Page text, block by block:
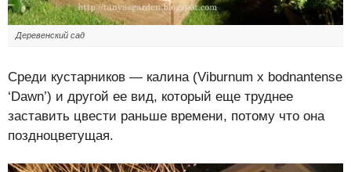
Деревенский сад
Среди кустарников — калина (Viburnum x bodnantense
‘Dawn’) и другой ее вид, который еще труднее
заставить цвести раньше времени, потому что она
поздноцветущая.